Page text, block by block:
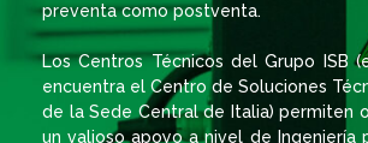
preventa como postventa.
Los Centros Técnicos del Grupo ISB
encuentra el Centro de Soluciones
de la Sede Central de Italia) permiten
un valioso apoyo a nivel de Ingeniería